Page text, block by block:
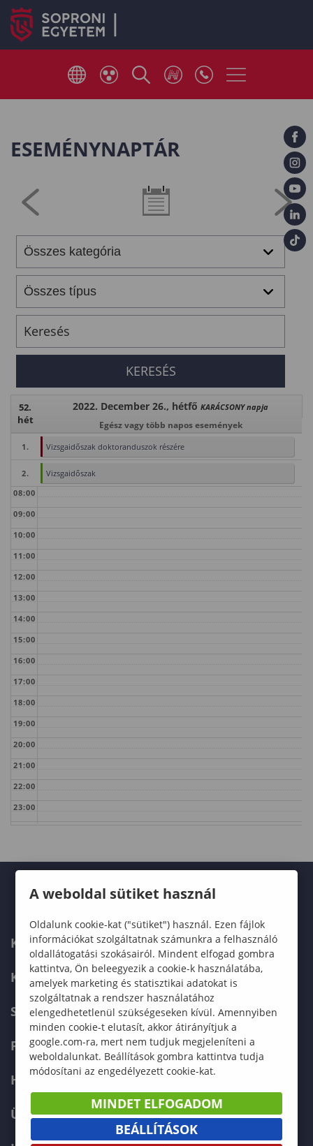
ESEMÉNYNAPTÁR
52.
hét
2022. December 26., hétfő KARÁCSONY napja
Egész vagy több napos események
1. Vizsgaidőszak doktoranduszok részére
2.
Vizsgaidőszak
08:00
09:00
10:00
11:00
12:00
13:00
14:00
15:00
16:00
17:00
18:00
19:00
20:00
21:00
22:00
23:00
KAPCSOLAT
KÉPZÉSKERESŐ
SZERVEZETI FELÉPÍTÉS
FELVÉTELIZŐKNEK
HALLGATÓKNAK
ÜZLETI PARTNEREKNEK
A weboldal sütiket használ
Oldalunk cookie-kat ("sütiket") használ. Ezen fájlok
információkat szolgáltatnak számunkra a felhasználó
oldallátogatási szokásairól. Mindent elfogad gombra
kattintva, Ön beleegyezik a cookie-k használatába,
amelyek marketing és statisztikai adatokat is
szolgáltatnak a rendszer használatához
elengedhetetlenül szükségeseken kívül. Amennyiben
minden cookie-t elutasít, akkor átirányítjuk a
google.com-ra, mert nem tudjuk megjeleníteni a
weboldalunkat. Beállítások gombra kattintva tudja
módosítani az engedélyezett cookie-kat.
MINDET ELFOGADOM
BEÁLLÍTÁSOK